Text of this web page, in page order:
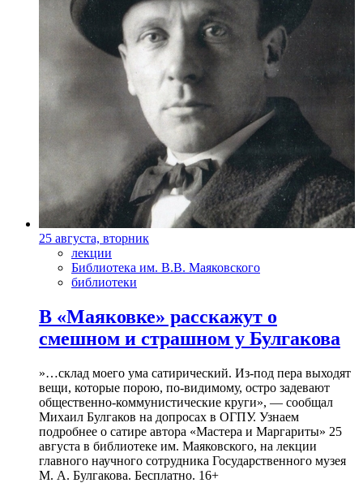
25 августа, вторник
лекции
Библиотека им. В.В. Маяковского
библиотеки
В «Маяковке» расскажут о
смешном и страшном у Булгакова
»…склад моего ума сатирический. Из-под пера выходят
вещи, которые порою, по-видимому, остро задевают
общественно-коммунистические круги», — сообщал
Михаил Булгаков на допросах в ОГПУ. Узнаем
подробнее о сатире автора «Мастера и Маргариты» 25
августа в библиотеке им. Маяковского, на лекции
главного научного сотрудника Государственного музея
М. А. Булгакова. Бесплатно. 16+